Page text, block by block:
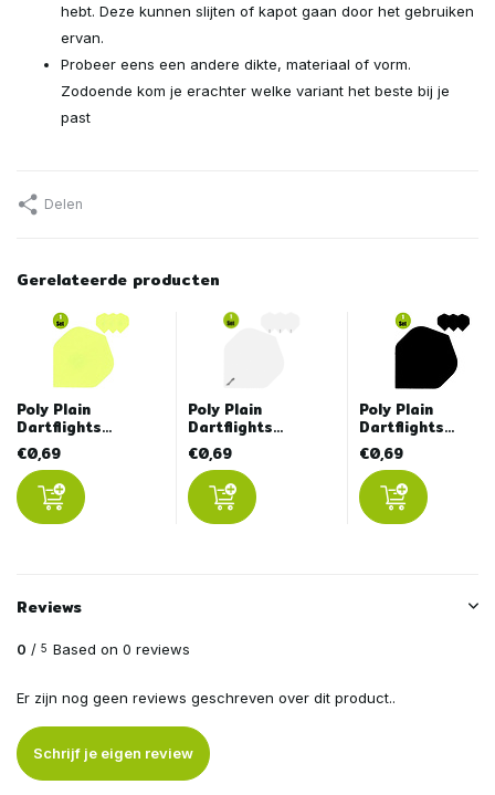
hebt. Deze kunnen slijten of kapot gaan door het gebruiken
ervan.
Probeer eens een andere dikte, materiaal of vorm.
Zodoende kom je erachter welke variant het beste bij je
past
Delen
Gerelateerde producten
Poly Plain
Dartflights...
€0,69
Poly Plain
Dartflights...
€0,69
Poly Plain
Dartflights...
€0,69
Reviews
0 / 5 Based on 0 reviews
Er zijn nog geen reviews geschreven over dit product..
Schrijf je eigen review